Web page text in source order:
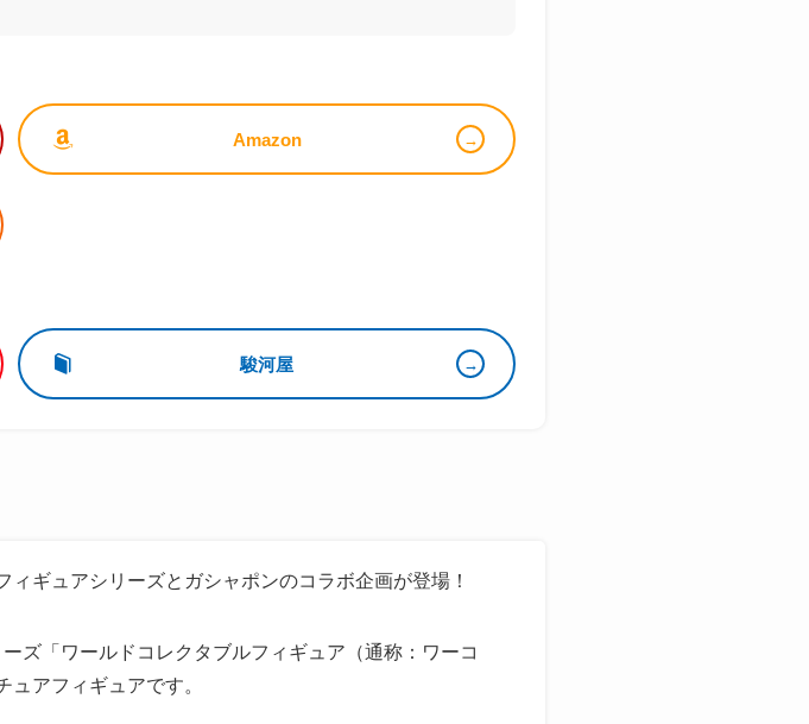
Amazon
駿河屋
ギュアシリーズとガシャポンのコラボ企画が登場！
ズ「ワールドコレクタブルフィギュア（通称：ワーコ
アフィギュアです。